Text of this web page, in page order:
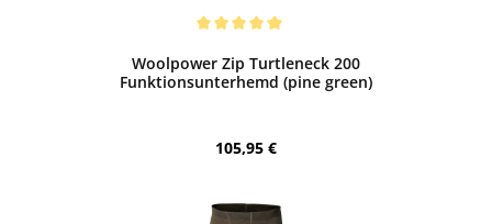
Woolpower Zip Turtleneck 200
Funktionsunterhemd (pine green)
Regulärer Preis:
105,95 €